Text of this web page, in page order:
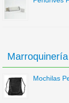
Marroquinería
Mochilas